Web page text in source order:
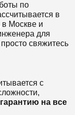
по
в
в Москве и
для
свяжитесь
с
на все